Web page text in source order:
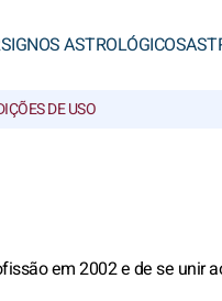
SIGNOS ASTROLÓGICOS
DE USO
em 2002 e de se unir